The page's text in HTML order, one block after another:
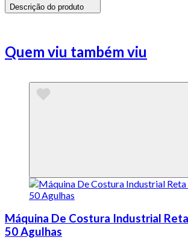
Descrição do produto
Quem viu também viu
Máquina De Costura Industrial
50 Agulhas